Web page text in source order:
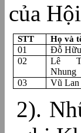
của
STT Họ và
01 Đỗ
02
Lê
Nhung
03 Vũ
2).